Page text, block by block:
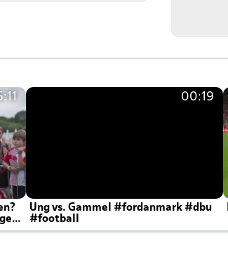
00:19
Ung vs. Gammel #fordanmark #dbu
#football